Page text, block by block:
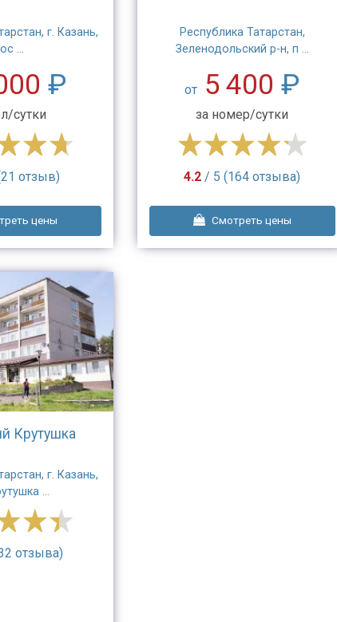
г. Казань,
...
₽
сутки
цены
отзыв)
Республика Татарстан,
Зеленодольский р-н, п ...
от 5 400 ₽
за номер/сутки
Смотреть цены
4.2 / 5 (164 отзыва)
Крутушка
г. Казань,
...
отзыва)